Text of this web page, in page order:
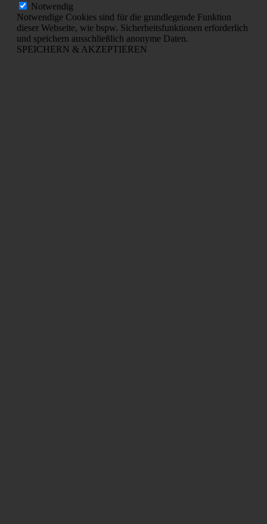
Notwendig
Notwendige Cookies sind für die grundlegende Funktion
dieser Webseite, wie bspw. Sicherheitsfunktionen erforderlich
und speichern ausschließlich anonyme Daten.
SPEICHERN & AKZEPTIEREN